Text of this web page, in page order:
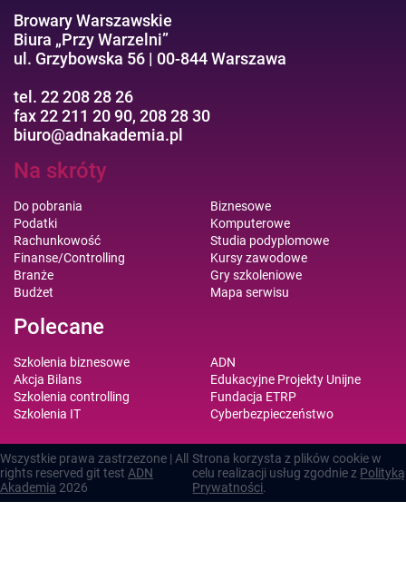
Browary Warszawskie
Biura „Przy Warzelni”
ul. Grzybowska 56 | 00-844 Warszawa
tel. 22 208 28 26
fax 22 211 20 90, 208 28 30
biuro@adnakademia.pl
Na skróty
Do pobrania
Podatki
Rachunkowość
Finanse/Controlling
Branże
Budżet
Biznesowe
Komputerowe
Studia podyplomowe
Kursy zawodowe
Gry szkoleniowe
Mapa serwisu
Polecane
Szkolenia biznesowe
Akcja Bilans
Szkolenia controlling
Szkolenia IT
ADN
Edukacyjne Projekty Unijne
Fundacja ETRP
Cyberbezpieczeństwo
Wszystkie prawa zastrzezone | All
rights reserved git test ADN
Akademia 2026
Strona korzysta z plików cookie w
celu realizacji usług zgodnie z Polityką
Prywatności.